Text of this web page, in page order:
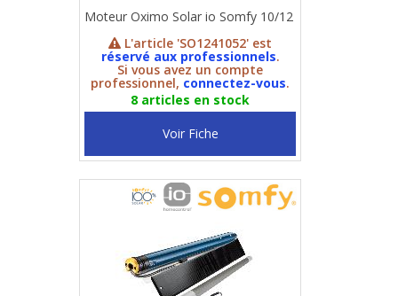
Moteur Oximo Solar io Somfy 10/12
L'article 'SO1241052' est
réservé aux professionnels.
Si vous avez un compte
professionnel, connectez-vous.
8 articles en stock
Voir Fiche